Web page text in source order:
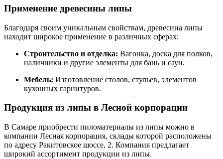
Применение древесины липы
Благодаря своим уникальным свойствам, древесина липы
находит широкое применение в различных сферах:
Строительство и отделка: Вагонка, доска для полков,
наличники и другие элементы для бань и саун.
Мебель: Изготовление столов, стульев, элементов
кухонных гарнитуров.
Продукция из липы в Лесной корпорации
В Самаре приобрести пиломатериалы из липы можно в
компании Лесная корпорация, склады которой расположены
по адресу Ракитовское шоссе, 2. Компания предлагает
широкий ассортимент продукции из липы.